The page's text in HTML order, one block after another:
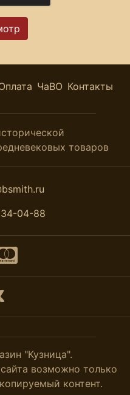
ЧаВО Контакты
товаров
04-88
"Кузница".
возможно только
контент.